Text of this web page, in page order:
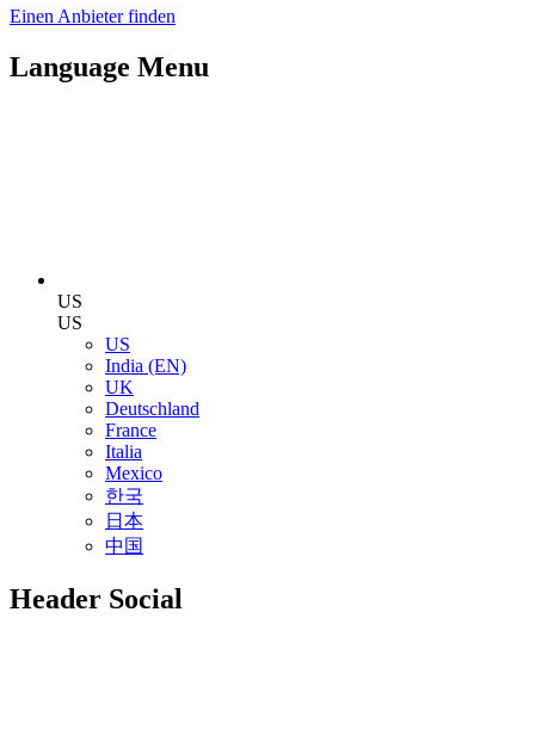
Einen Anbieter finden
Language Menu
US
US
US
India (EN)
UK
Deutschland
France
Italia
Mexico
한국
日本
中国
Header Social